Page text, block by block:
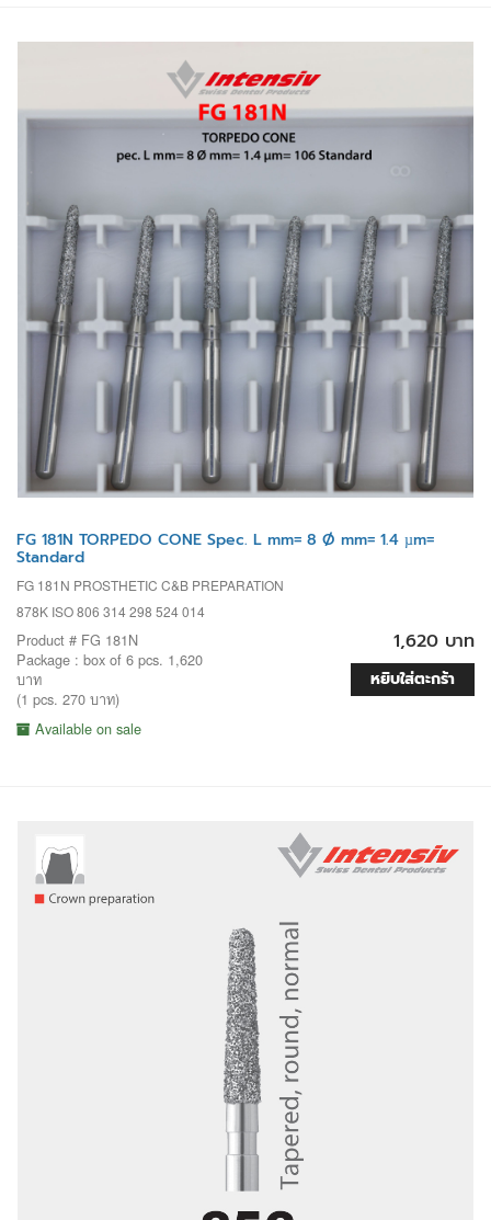
FG 181N TORPEDO CONE Spec. L mm= 8 Ø mm= 1.4 µm=
Standard
FG 181N PROSTHETIC C&B PREPARATION
878K ISO 806 314 298 524 014
Product # FG 181N
Package : box of 6 pcs. 1,620
บาท
(1 pcs. 270 บาท)
Available on sale
1,620 บาท
หยิบใส่ตะกร้า